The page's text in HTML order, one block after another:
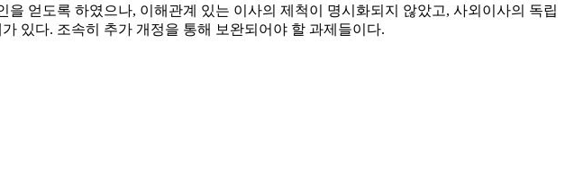
얻도록 하였으나, 이해관계 있는 이사의 제척이 명시화되지 않았고, 사외이사의 독립
있다. 조속히 추가 개정을 통해 보완되어야 할 과제들이다.